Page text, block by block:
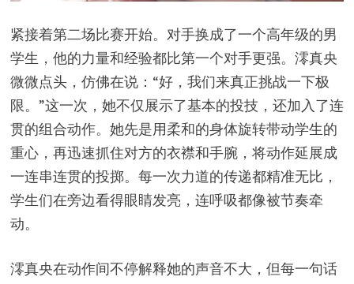
紧接着第二场比赛开始。对手换成了一个高年级的男
学生，他的力量和经验都比第一个对手更强。澪真央
微微点头，仿佛在说：“好，我们来真正挑战一下极
限。”这一次，她不仅展示了基本的投技，还加入了连
贯的组合动作。她先是用柔和的身体旋转带动学生的
重心，再迅速抓住对方的衣襟和手腕，将动作延展成
一连串连贯的投掷。每一次力道的传递都精准无比，
学生们在旁边看得眼睛发亮，连呼吸都像被节奏牵
动。
澪真央在动作间不停解释她的声音不大，但每一句话